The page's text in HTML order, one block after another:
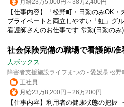
月給23万5,000円～38万2,400円
【仕事内容】「松野町・日勤のみOK
プライベートと両立しやすい「虹」グ
看護師さんのお仕事です 常勤(日勤のみ
社会保険完備の職場で看護師/准
人ボックス
障害者支援施設ライフまつの - 愛媛県 松野
正社員
月給23万8,200円～26万200円
【仕事内容】利用者の健康状態の把握